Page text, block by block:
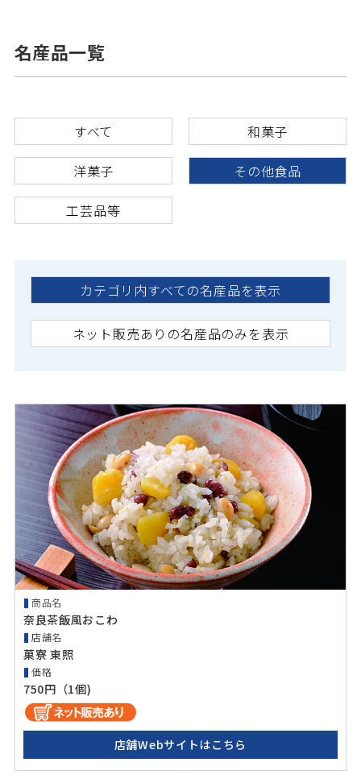
名産品一覧
すべて 和菓子
洋菓子 その他食品
工芸品等
カテゴリ内すべての名産品を表示
ネット販売ありの名産品のみを表示
商品名
奈良茶飯風おこわ
店舗名
菓寮 東照
価格
750円（1個)
店舗Webサイトはこちら